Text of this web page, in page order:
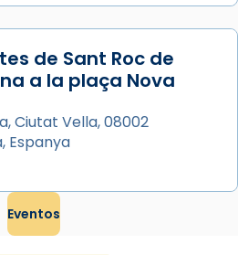
de Sant Roc de
a la plaça Nova
Ciutat Vella, 08002
Espanya
Eventos